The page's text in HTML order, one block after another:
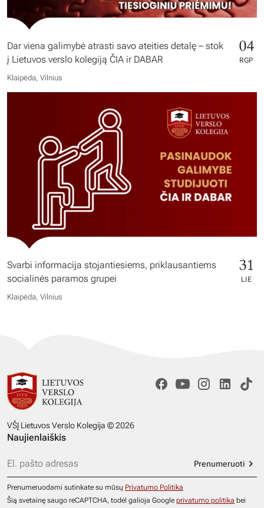
Dar viena galimybė atrasti savo ateities detalę – stok
į Lietuvos verslo kolegiją ČIA ir DABAR
04
RGP
Klaipėda, Vilnius
Svarbi informacija stojantiesiems, priklausantiems
socialinės paramos grupei
31
LIE
Klaipėda, Vilnius
VŠĮ Lietuvos Verslo Kolegija © 2026
Naujienlaiškis
Prenumeruoti
Prenumeruodami sutinkate su mūsų Privatumo Politika
Šią svetainę saugo reCAPTCHA, todėl galioja Google privatumo politika bei